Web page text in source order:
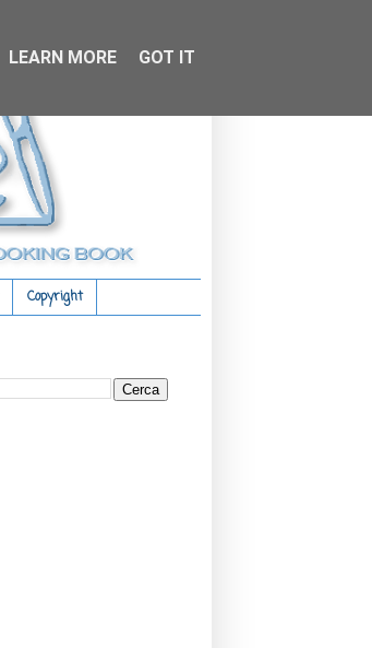
Copyright
LEARN MORE GOT IT